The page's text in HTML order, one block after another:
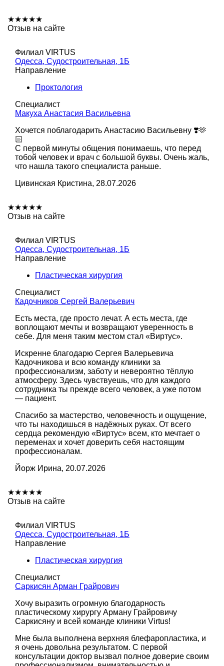
★★★★★
Отзыв на сайте
Филиал VIRTUS
Одесса, Судостроительная, 1Б
Направление
Проктология
Специалист
Макуха Анастасия Васильевна
Хочется поблагодарить Анастасию Васильевну ❣️🫶
🏻
С первой минуты общения понимаешь, что перед
тобой человек и врач с большой буквы. Очень жаль,
что нашла такого специалиста раньше.
Цивинская Кристина, 28.07.2026
★★★★★
Отзыв на сайте
Филиал VIRTUS
Одесса, Судостроительная, 1Б
Направление
Пластическая хирургия
Специалист
Кадочников Сергей Валерьевич
Есть места, где просто лечат. А есть места, где
воплощают мечты и возвращают уверенность в
себе. Для меня таким местом стал «Виртус».
Искренне благодарю Сергея Валерьевича
Кадочникова и всю команду клиники за
профессионализм, заботу и невероятно тёплую
атмосферу. Здесь чувствуешь, что для каждого
сотрудника ты прежде всего человек, а уже потом
— пациент.
Спасибо за мастерство, человечность и ощущение,
что ты находишься в надёжных руках. От всего
сердца рекомендую «Виртус» всем, кто мечтает о
переменах и хочет доверить себя настоящим
профессионалам.
Йорж Ирина, 20.07.2026
★★★★★
Отзыв на сайте
Филиал VIRTUS
Одесса, Судостроительная, 1Б
Направление
Пластическая хирургия
Специалист
Саркисян Арман Грайрович
Хочу выразить огромную благодарность
пластическому хирургу Арману Грайровичу
Саркисяну и всей команде клиники Virtus!
Мне была выполнена верхняя блефаропластика, и
я очень довольна результатом. С первой
консультации доктор вызвал полное доверие своим